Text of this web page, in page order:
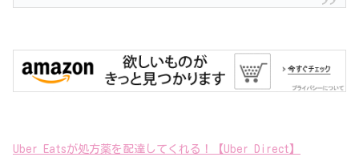
Uber Eatsが処方薬を配達してくれる！【Uber Direct】